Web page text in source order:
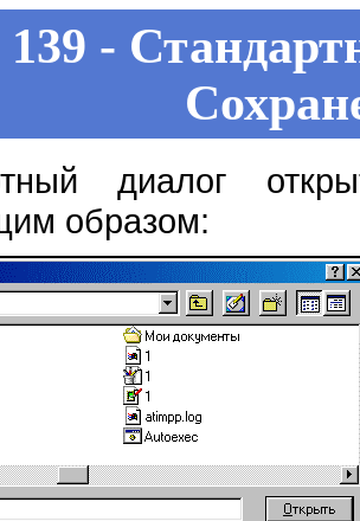
-
диалог
образом: